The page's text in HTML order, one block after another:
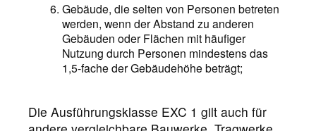
Gebäude, die selten von Personen betreten
werden, wenn der Abstand zu anderen
Gebäuden oder Flächen mit häufiger
Nutzung durch Personen mindestens das
1,5-fache der Gebäudehöhe beträgt;
Die Ausführungsklasse EXC 1 gilt auch für